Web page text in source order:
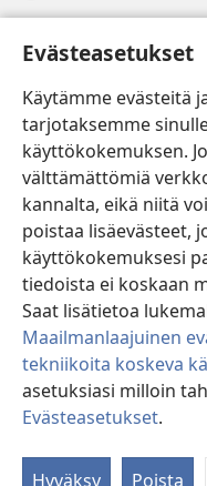
Evästeasetukset
Käytämme evästeitä
tarjotaksemme
käyttökokemuksen.
välttämättömiä
kannalta, eikä niitä
poistaa lisäevästeet,
käyttökokemuksesi
tiedoista ei koskaan
Saat lisätietoa
Maailmanlaajuinen
tekniikoita koskeva
asetuksiasi milloin
Evästeasetukset.
Hyväksy Poista
(avaa
uuden
ikkunan)Vartiotornin
(avaa
uuden
ikkunan)JW Hub
(avaa
uuden
ikkunan)
®
Watchtower Library
Copyright© 2026 Watch
KÄYTTÖEHDOT|